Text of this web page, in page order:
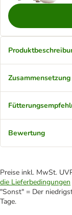
Zusammensetzung
Bewertung
Preise inkl. MwSt.
die Lieferbedingungen
"Sonst" = Der
Tage.